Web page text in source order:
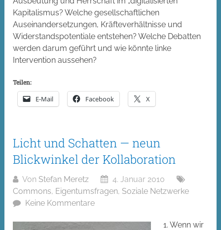
Kapitalismus? Welche gesellschaftlichen
Auseinandersetzungen, Kräfteverhältnisse und
Widerstandspotentiale entstehen? Welche Debatten
werden darum geführt und wie könnte linke
Intervention aussehen?
Teilen:
E-Mail Facebook X
Licht und Schatten — neun
Blickwinkel der Kollaboration
Von Stefan Meretz
4. Januar 2010
Commons, Eigentumsfragen, Soziale Netzwerke
Keine Kommentare
1. Wenn wir